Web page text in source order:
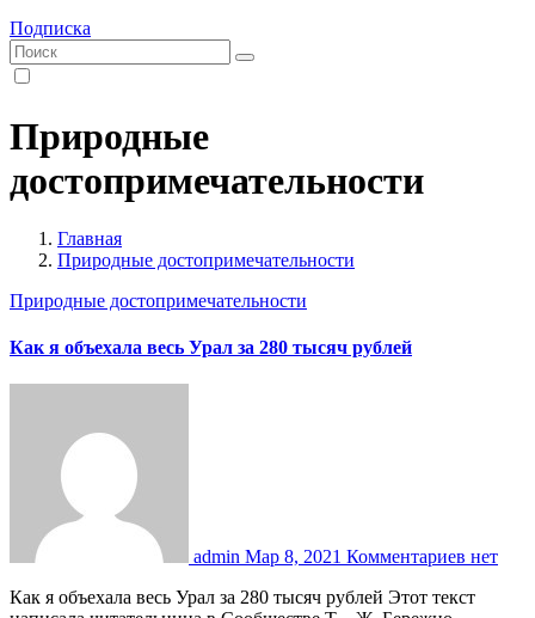
Подписка
Природные
достопримечательности
Главная
Природные достопримечательности
Природные достопримечательности
Как я объехала весь Урал за 280 тысяч рублей
admin Мар 8, 2021 Комментариев нет
Как я объехала весь Урал за 280 тысяч рублей Этот текст